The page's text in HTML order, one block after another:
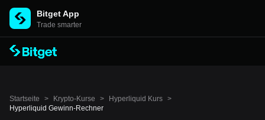
Bitget App
Trade smarter
Startseite > Krypto-Kurse > Hyperliquid Kurs >
Hyperliquid Gewinn-Rechner